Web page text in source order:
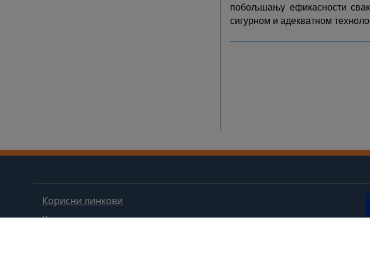
побољшању ефикасности
сигурном и адекватном
Корисни линкови
Контакт